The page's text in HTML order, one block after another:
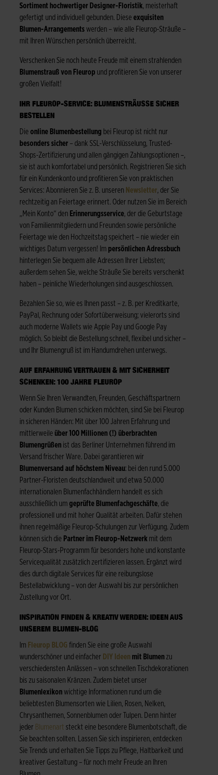
Sortiment hochwertiger Designer-Floristik, meisterhaft
gefertigt und individuell gebunden. Diese exquisiten
Blumen-Arrangementswerden – wie alle Fleurop-Sträuße –
mit Ihren Wünschen persönlich überreicht.
Verschenken Sie noch heute Freude mit einem strahlenden
Blumenstrauß von Fleurop und profitieren Sie von unserer
großen Vielfalt!
IHR FLEUROP-SERVICE: BLUMENSTRÄUSSE SICHER B
ESTELLEN
Die online Blumenbestellung bei Fleurop ist nicht nur
besonders sicher – dank SSL-Verschlüsselung, Trusted-
Shops-Zertifizierung und allen gängigen Zahlungsoptionen –,
sie ist auch komfortabel und persönlich. Registrieren Sie sich
für ein Kundenkonto und profitieren Sie von praktischen
Services: Abonnieren Sie z. B. unseren Newsletter, der Sie
rechtzeitig an Feiertage erinnert. Oder nutzen Sie im Bereich
„Mein Konto“ den Erinnerungsservice, der die Geburtstage
von Familienmitgliedern und Freunden sowie persönliche
Feiertage wie den Hochzeitstag speichert – nie wieder ein
wichtiges Datum vergessen! Im persönlichen Adressbuch
hinterlegen Sie bequem alle Adressen Ihrer Liebsten;
außerdem sehen Sie, welche Sträuße Sie bereits verschenkt
haben – peinliche Wiederholungen sind ausgeschlossen.
Bezahlen Sie so, wie es Ihnen passt – z. B. per Kreditkarte,
PayPal, Rechnung oder Sofortüberweisung; vielerorts sind
auch moderne Wallets wie Apple Pay und Google Pay
möglich. So bleibt die Bestellung schnell, flexibel und sicher –
und Ihr Blumengruß ist im Handumdrehen unterwegs.
AUF ERFAHRUNG VERTRAUEN & MIT SICHERHEIT
SCHENKEN: 100 JAHRE FLEUROP
Wenn Sie Ihren Verwandten, Freunden, Geschäftspartnern
oder Kunden Blumen schicken möchten, sind Sie bei Fleurop
in sicheren Händen: Mit über 100 Jahren Erfahrung und
mittlerweile über 100 Millionen (!) überbrachten
Blumengrüßen ist das Berliner Unternehmen führend im
Versand frischer Ware. Dabei garantieren wir
Blumenversand auf höchstem Niveau: bei den rund 5.000
Partner-Floristen deutschlandweit und etwa 50.000
internationalen Blumenfachhändlern handelt es sich
ausschließlich um geprüfte Blumenfachgeschäfte, die
professionell und mit hoher Qualität arbeiten. Dafür stehen
ihnen regelmäßige Fleurop-Schulungen zur Verfügung. Zudem
können sich die Partner im Fleurop-Netzwerk mit dem
Fleurop-Stars-Programm für besonders hohe und konstante
Servicequalität zusätzlich zertifizieren lassen. Ergänzt wird
dies durch digitale Services für eine reibungslose
Bestellabwicklung – von der Auswahl bis zur persönlichen
Zustellung vor Ort.
INSPIRATION FINDEN & KREATIV WERDEN: IDEEN AUS
UNSEREM BLUMEN-BLOG
Im Fleurop BLOG finden Sie eine große Auswahl
wunderschöner und einfacher DIY Ideen mit Blumen zu
verschiedensten Anlässen – von schnellen Tischdekorationen
bis zu saisonalen Kränzen. Zudem bietet unser
Blumenlexikonwichtige Informationen rund um die
beliebtesten Blumensorten wie Lilien, Rosen, Nelken,
Chrysanthemen, Sonnenblumen oder Tulpen. Denn hinter
jeder Blumenart steckt eine besondere Blumenbotschaft, die
Sie beachten sollten. Lassen Sie sich inspirieren, entdecken
Sie Trends und erhalten Sie Tipps zu Pflege, Haltbarkeit und
kreativer Gestaltung – für noch mehr Freude an Ihren